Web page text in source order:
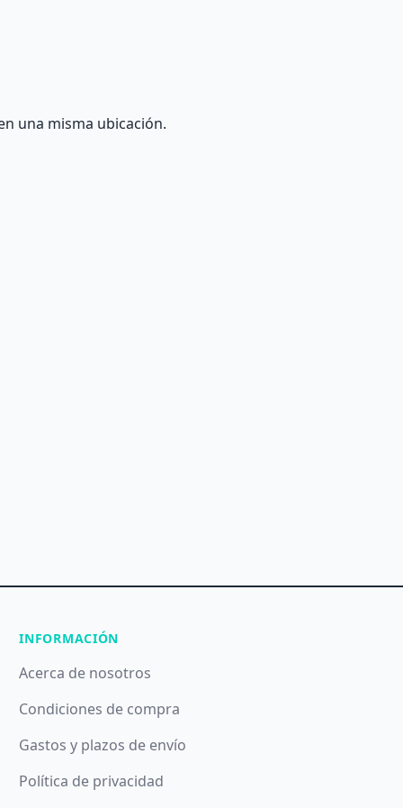
una misma ubicación.
INFORMACIÓN
Acerca de nosotros
Condiciones de compra
Gastos y plazos de envío
Política de privacidad